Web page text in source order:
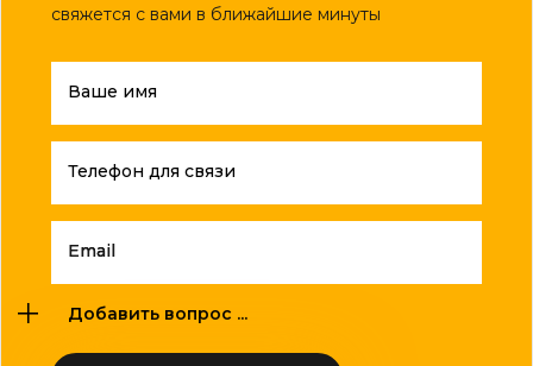
свяжется с вами в ближайшие минуты
Ваше имя
Телефон для связи
Email
Добавить вопрос ...